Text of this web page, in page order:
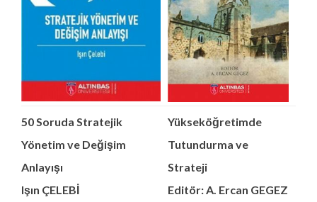
50 Soruda Stratejik
Yönetim ve Değişim
Anlayışı
Işın ÇELEBİ
Yükseköğretimde
Tutundurma ve
Strateji
Editör: A. Ercan GEGEZ